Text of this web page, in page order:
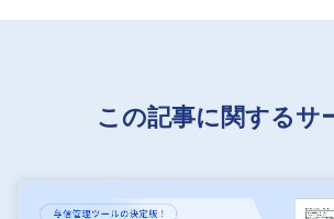
この記事に関するサ